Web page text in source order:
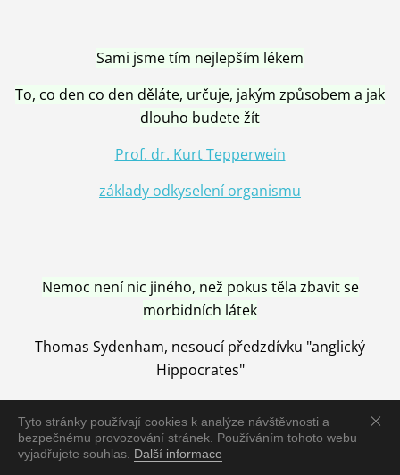
Tyto stránky používají cookies k analýze návštěvnosti a
bezpečnému provozování stránek. Používáním tohoto webu
vyjadřujete souhlas. Další informace
Sami jsme tím nejlepším lékem
To, co den co den děláte, určuje, jakým způsobem a jak
dlouho budete žít
Prof. dr. Kurt Tepperwein
základy odkyselení organismu
Nemoc není nic jiného, než pokus těla zbavit se
morbidních látek
Thomas Sydenham, nesoucí předzdívku "anglický
Hippocrates"
Nemoc je vyléčena jen pomocí Přírody, neutralizací a